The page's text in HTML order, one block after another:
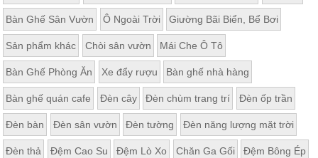
Bàn Ghế Sân Vườn Ô Ngoài Trời Giường Bãi Biển, Bể Bơi
Sản phẩm khác Chòi sân vườn Mái Che Ô Tô
Bàn Ghế Phòng Ăn Xe đẩy rượu Bàn ghế nhà hàng
Bàn ghế quán cafe Đèn cây Đèn chùm trang trí Đèn ốp trần
Đèn bàn Đèn sân vườn Đèn tường Đèn năng lượng mặt trời
Đèn thả Đệm Cao Su Đệm Lò Xo Chăn Ga Gối Đệm Bông Ép